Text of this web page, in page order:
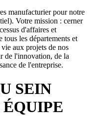
manufacturier pour notre
Votre mission : cerner
d'affaires et
les départements et
aux projets de nos
de l'innovation, de la
de l'entreprise.
SEIN